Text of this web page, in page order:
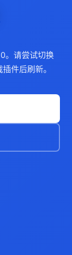
。请尝试切换
件后刷新。